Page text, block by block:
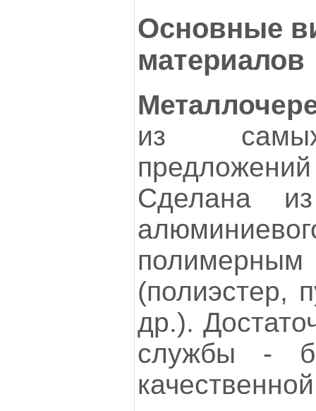
Основные
материалов
из
Сделана
(полиэстер,
др.).
службы -